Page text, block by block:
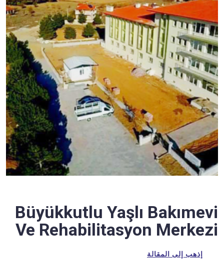
Büyükkutlu Yaşlı Bakımevi
Ve Rehabilitasyon Merkezi
إذهب إلى المقالة